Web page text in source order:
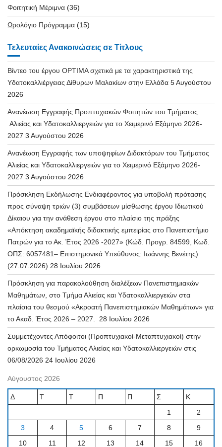
Φοιτητική Μέριμνα (36)
Ωρολόγιο Πρόγραμμα (15)
Τελευταίες Ανακοινώσεις σε Τίτλους
Βίντεο του έργου OPTIMA σχετικά με τα χαρακτηριστικά της
Υδατοκαλλιέργειας Δίθυρων Μαλακίων στην Ελλάδα 5 Αυγούστου
2026
Ανανέωση Εγγραφής Προπτυχιακών Φοιτητών του Τμήματος
Αλιείας και Υδατοκαλλιεργειών για το Χειμερινό Εξάμηνο 2026-
2027 3 Αυγούστου 2026
Ανανέωση Εγγραφής των υποψηφίων Διδακτόρων του Τμήματος
Αλιείας και Υδατοκαλλιεργειών για το Χειμερινό Εξάμηνο 2026-
2027 3 Αυγούστου 2026
Πρόσκληση Εκδήλωσης Ενδιαφέροντος για υποβολή πρότασης
προς σύναψη τριών (3) συμβάσεων μίσθωσης έργου Ιδιωτικού
Δίκαιου για την ανάθεση έργου στο πλαίσιο της πράξης
«Απόκτηση ακαδημαϊκής διδακτικής εμπειρίας στο Πανεπιστήμιο
Πατρών για το Ακ. Έτος 2026 -2027» (Κώδ. Προγρ. 84599, Κωδ.
ΟΠΣ: 6057481– Επιστημονικά Υπεύθυνος: Ιωάννης Βενέτης)
(27.07.2026) 28 Ιουλίου 2026
Πρόσκληση για παρακολούθηση διαλέξεων Πανεπιστημιακών
Μαθημάτων, στο Τμήμα Αλιείας και Υδατοκαλλιεργειών στα
πλαίσια του θεσμού «Ακροατή Πανεπιστημιακών Μαθημάτων» για
το Ακαδ. Έτος 2026 – 2027.
28 Ιουλίου 2026
Συμμετέχοντες Απόφοιτοι (Προπτυχιακοί-Μεταπτυχιακοί) στην
ορκωμοσία του Τμήματος Αλιείας και Υδατοκαλλιεργειών στις
06/08/2026 24 Ιουλίου 2026
Αύγουστος 2026
Δ Τ Τ Π Π Σ
Κ
1
2
3
4 5 6 7 8
9
10
11 12 13 14 15
16